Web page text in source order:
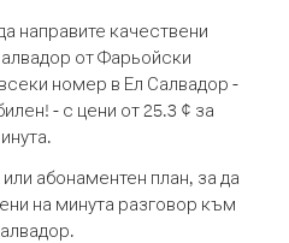
направите качествени
от Фарьойски
номер в Ел Салвадор -
- с цени от 25.3 ¢ за
абонаментен план, за да
на минута разговор към